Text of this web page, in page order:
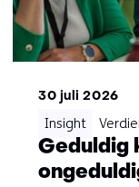
30 juli 2026
Geduldig
Insight